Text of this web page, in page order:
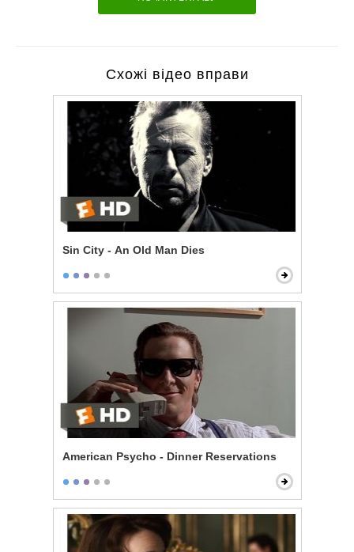
Схожі відео вправи
Sin City - An Old Man Dies
American Psycho - Dinner Reservations